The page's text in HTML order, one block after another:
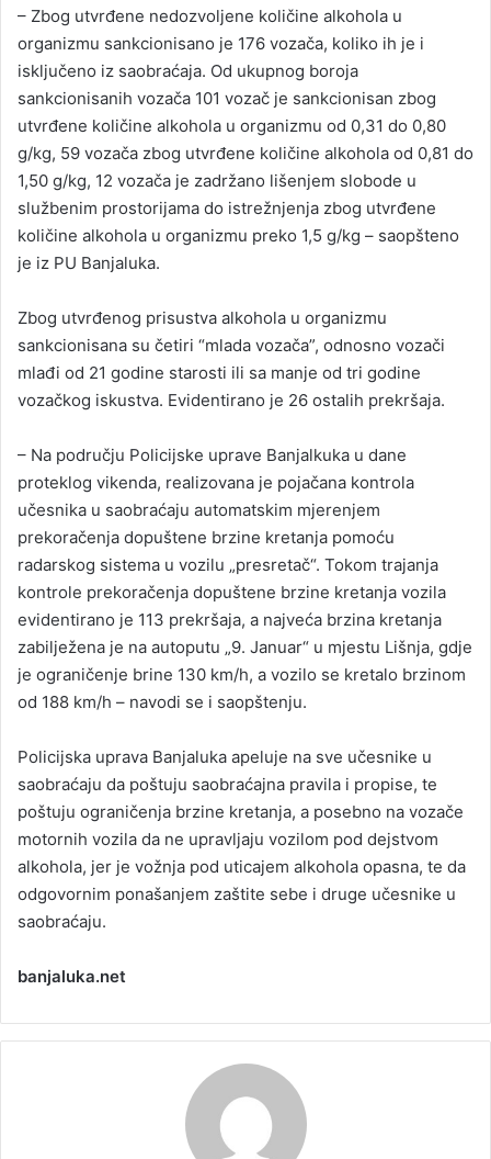
– Zbog utvrđene nedozvoljene količine alkohola u
organizmu sankcionisano je 176 vozača, koliko ih je i
isključeno iz saobraćaja. Od ukupnog boroja
sankcionisanih vozača 101 vozač je sankcionisan zbog
utvrđene količine alkohola u organizmu od 0,31 do 0,80
g/kg, 59 vozača zbog utvrđene količine alkohola od 0,81 do
1,50 g/kg, 12 vozača je zadržano lišenjem slobode u
službenim prostorijama do istrežnjenja zbog utvrđene
količine alkohola u organizmu preko 1,5 g/kg – saopšteno
je iz PU Banjaluka.
Zbog utvrđenog prisustva alkohola u organizmu
sankcionisana su četiri “mlada vozača”, odnosno vozači
mlađi od 21 godine starosti ili sa manje od tri godine
vozačkog iskustva. Evidentirano je 26 ostalih prekršaja.
– Na području Policijske uprave Banjalkuka u dane
proteklog vikenda, realizovana je pojačana kontrola
učesnika u saobraćaju automatskim mjerenjem
prekoračenja dopuštene brzine kretanja pomoću
radarskog sistema u vozilu „presretač“. Tokom trajanja
kontrole prekoračenja dopuštene brzine kretanja vozila
evidentirano je 113 prekršaja, a najveća brzina kretanja
zabilježena je na autoputu „9. Јanuar“ u mjestu Lišnja, gdje
je ograničenje brine 130 km/h, a vozilo se kretalo brzinom
od 188 km/h – navodi se i saopštenju.
Policijska uprava Banjaluka apeluje na sve učesnike u
saobraćaju da poštuju saobraćajna pravila i propise, te
poštuju ograničenja brzine kretanja, a posebno na vozače
motornih vozila da ne upravljaju vozilom pod dejstvom
alkohola, jer je vožnja pod uticajem alkohola opasna, te da
odgovornim ponašanjem zaštite sebe i druge učesnike u
saobraćaju.
banjaluka.net